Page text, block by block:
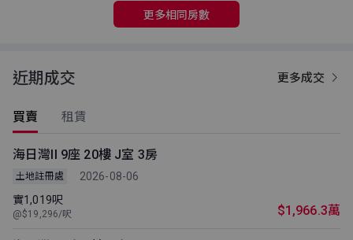
更多相同房數
近期成交 更多成交
買賣 租賃
海日灣II 9座 20樓 J室 3房
土地註冊處
2026-08-06
實1,019呎
@$19,296/呎 $1,966.3萬